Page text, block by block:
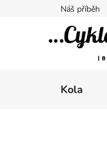
Náš příběh
Kola